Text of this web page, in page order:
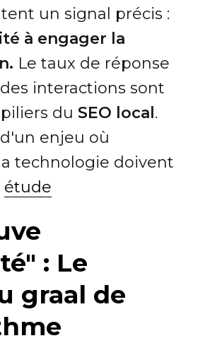
un signal précis :
à engager la
Le taux de réponse
interactions sont
du SEO local .
enjeu où
technologie doivent
étude
: Le
graal de